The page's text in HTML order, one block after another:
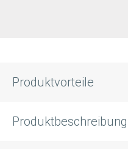
Produktvorteile
Produktbeschreibung